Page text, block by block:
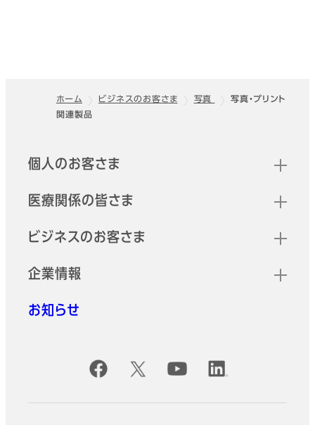
フッター
ホーム ビジネスのお客さま 写真
写真・プリント
関連製品
クイックリンク
個人のお客さま
医療関係の皆さま
ビジネスのお客さま
企業情報
お知らせ
公式SNSアカウント